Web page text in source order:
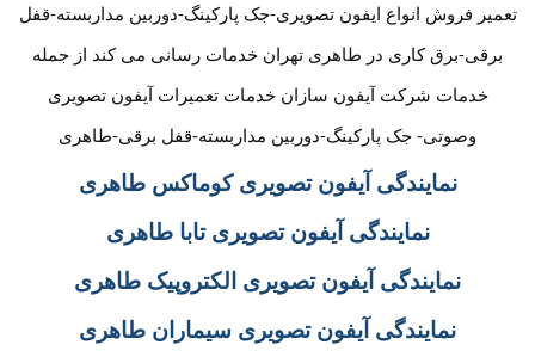
تعمیر فروش انواع ایفون تصویری-جک پارکینگ-دوربین مداربسته-قفل
برقی-برق کاری در طاهری تهران خدمات رسانی می کند از جمله
خدمات شرکت آیفون سازان خدمات تعمیرات آیفون تصویری
وصوتی- جک پارکینگ-دوربین مداربسته-قفل برقی-طاهری
نمایندگی آیفون تصویری کوماکس طاهری
نمایندگی آیفون تصویری تابا طاهری
نمایندگی آیفون تصویری الکتروپیک طاهری
نمایندگی آیفون تصویری سیماران طاهری